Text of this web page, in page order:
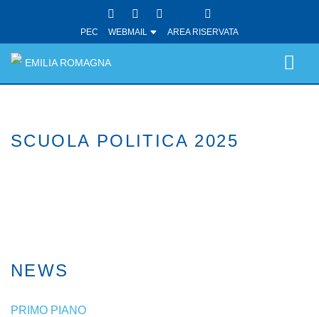
PEC WEBMAIL AREA RISERVATA
EMILIA ROMAGNA
SCUOLA POLITICA 2025
NEWS
PRIMO PIANO